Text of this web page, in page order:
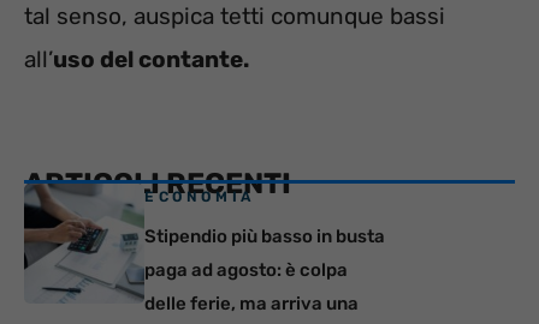
tal senso, auspica tetti comunque bassi
all’uso del contante.
ARTICOLI RECENTI
ECONOMIA
Stipendio più basso in busta
paga ad agosto: è colpa
delle ferie, ma arriva una